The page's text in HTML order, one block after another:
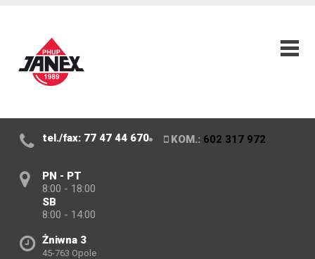
tel./fax: 77 47 44 670 KOM.: 602 317 972
PN - PT
8:00 - 18:00
SB
8:00 - 14:00
Żniwna 3
45-763 Opole